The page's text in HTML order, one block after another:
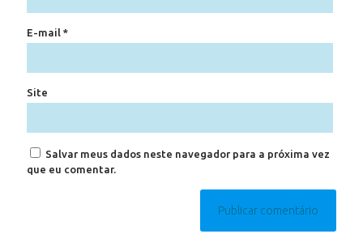
E-mail *
Site
Salvar meus dados neste navegador para a próxima vez
que eu comentar.